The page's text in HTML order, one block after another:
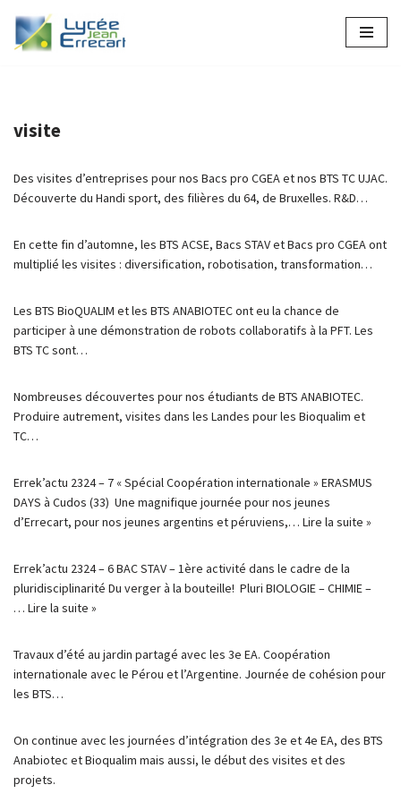
Aller
visite
Des visites d’entreprises pour nos Bacs pro CGEA et nos BTS TC UJAC.
Découverte du Handi sport, des filières du 64, de Bruxelles. R&D…
En cette fin d’automne, les BTS ACSE, Bacs STAV et Bacs pro CGEA ont
multiplié les visites : diversification, robotisation, transformation…
Les BTS BioQUALIM et les BTS ANABIOTEC ont eu la chance de
participer à une démonstration de robots collaboratifs à la PFT. Les
BTS TC sont…
Nombreuses découvertes pour nos étudiants de BTS ANABIOTEC.
Produire autrement, visites dans les Landes pour les Bioqualim et
TC…
Errek’actu 2324 – 7 « Spécial Coopération internationale » ERASMUS
DAYS à Cudos (33) Une magnifique journée pour nos jeunes
d’Errecart, pour nos jeunes argentins et péruviens,… Lire la suite »
Errek’actu 2324 – 6 BAC STAV – 1ère activité dans le cadre de la
pluridisciplinarité Du verger à la bouteille! Pluri BIOLOGIE – CHIMIE –
… Lire la suite »
Travaux d’été au jardin partagé avec les 3e EA. Coopération
internationale avec le Pérou et l’Argentine. Journée de cohésion pour
les BTS…
On continue avec les journées d’intégration des 3e et 4e EA, des BTS
Anabiotec et Bioqualim mais aussi, le début des visites et des
projets.